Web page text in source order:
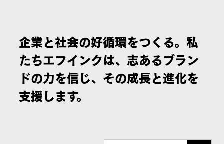
企業と社会の好循環をつくる。私
たちエフインクは、志あるブラン
ドの力を信じ、その成長と進化を
支援します。